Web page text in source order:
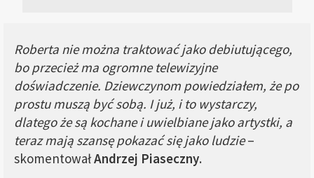
Roberta nie można traktować jako debiutującego,
bo przecież ma ogromne telewizyjne
doświadczenie. Dziewczynom powiedziałem, że po
prostu muszą być sobą. I już, i to wystarczy,
dlatego że są kochane i uwielbiane jako artystki, a
teraz mają szansę pokazać się jako ludzie–
skomentowałAndrzej Piaseczny.